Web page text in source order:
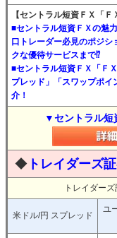
【セントラル短資ＦＸ「
■セントラル短資ＦＸの魅
口トレーダー必見のポジ
クな優待サービスまで⁉
■セントラル短資ＦＸ「Ｆ
プレッド」「スワップポ
介！
▼セントラル短
◆ トレイダーズ
トレイダー
米ドル/円 スプレッド
ユ